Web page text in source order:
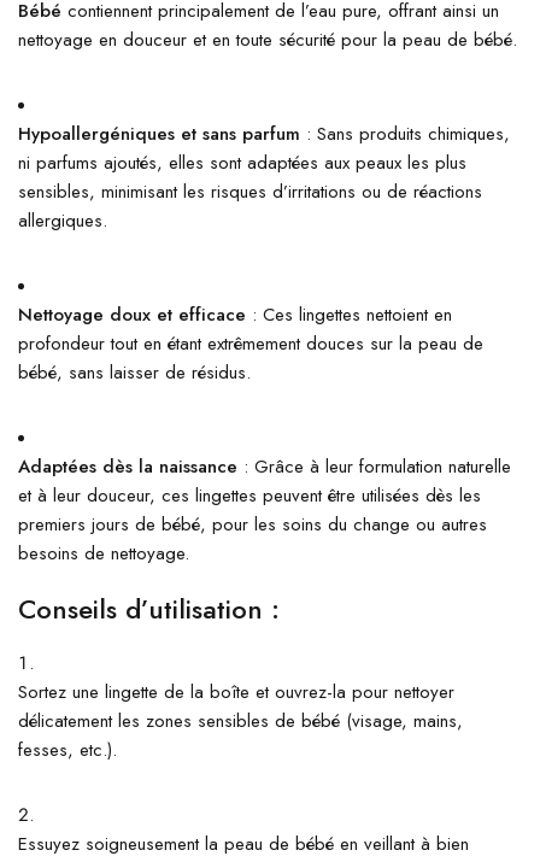
Bébé contiennent principalement de l’eau pure, offrant ainsi un
nettoyage en douceur et en toute sécurité pour la peau de bébé.
Hypoallergéniques et sans parfum : Sans produits chimiques,
ni parfums ajoutés, elles sont adaptées aux peaux les plus
sensibles, minimisant les risques d’irritations ou de réactions
allergiques.
Nettoyage doux et efficace : Ces lingettes nettoient en
profondeur tout en étant extrêmement douces sur la peau de
bébé, sans laisser de résidus.
Adaptées dès la naissance : Grâce à leur formulation naturelle
et à leur douceur, ces lingettes peuvent être utilisées dès les
premiers jours de bébé, pour les soins du change ou autres
besoins de nettoyage.
Conseils d’utilisation :
Sortez une lingette de la boîte et ouvrez-la pour nettoyer
délicatement les zones sensibles de bébé (visage, mains,
fesses, etc.).
Essuyez soigneusement la peau de bébé en veillant à bien